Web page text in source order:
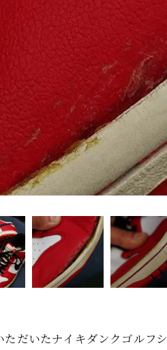
だいたナイキダンクゴルフ